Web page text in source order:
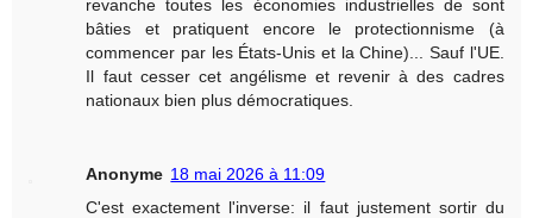
revanche toutes les économies industrielles de sont
bâties et pratiquent encore le protectionnisme (à
commencer par les États-Unis et la Chine)... Sauf l'UE.
Il faut cesser cet angélisme et revenir à des cadres
nationaux bien plus démocratiques.
Anonyme 18 mai 2026 à 11:09
C'est exactement l'inverse: il faut justement sortir du